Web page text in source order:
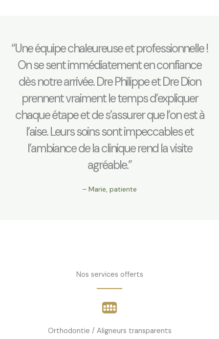
“Une équipe chaleureuse et professionnelle !
On se sent immédiatement en confiance
dès notre arrivée. Dre Philippe et Dre Dion
prennent vraiment le temps d’expliquer
chaque étape et de s’assurer que l’on est à
l’aise. Leurs soins sont impeccables et
l’ambiance de la clinique rend la visite
agréable.”
– Marie, patiente
Nos services offerts
Orthodontie / Aligneurs transparents